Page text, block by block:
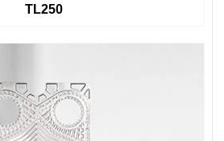
TL250